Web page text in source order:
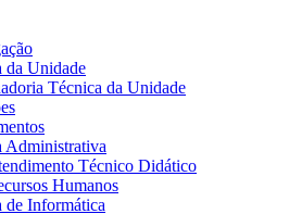
da Unidade
Técnica da Unidade
Administrativa
Técnico Didático
Humanos
de Informática